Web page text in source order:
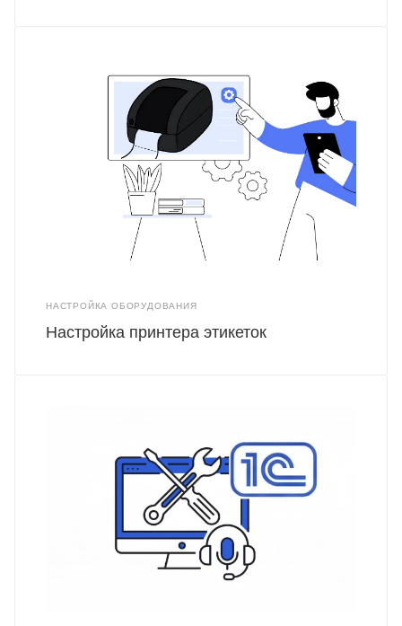
НАСТРОЙКА ОБОРУДОВАНИЯ
Настройка принтера этикеток